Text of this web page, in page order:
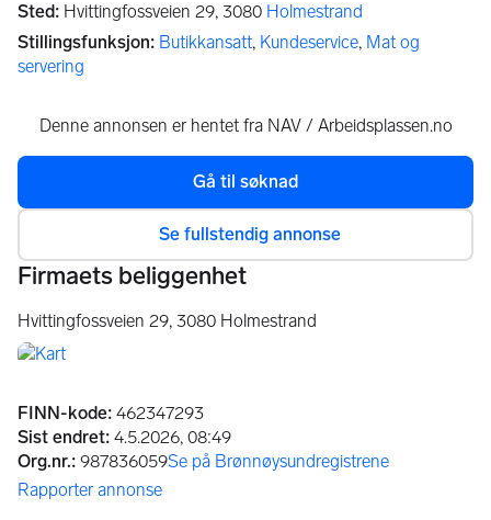
Sted: Hvittingfossveien 29, 3080 Holmestrand
Stillingsfunksjon: Butikkansatt, Kundeservice, Mat og
servering
Denne annonsen er hentet fra NAV / Arbeidsplassen.no
Gå til søknad(åpnes i en ny fane)
Se fullstendig annonse
Firmaets beliggenhet
Hvittingfossveien 29, 3080 Holmestrand
Annonseinformasjon
FINN-kode: 462347293
Sist endret: 4.5.2026, 08:49
Org.nr.: 987836059Se på Brønnøysundregistrene
(åpnes i ny fane)
Rapporter annonse